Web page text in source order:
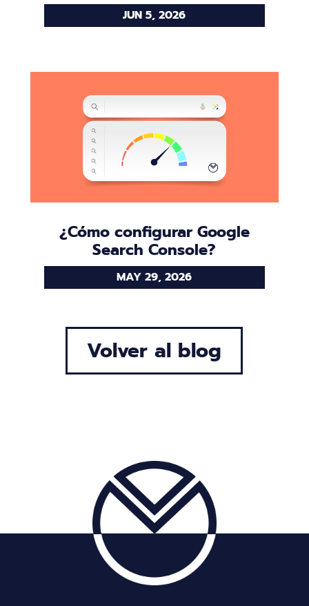
JUN 5, 2026
¿Cómo configurar Google
Search Console?
MAY 29, 2026
Volver al blog